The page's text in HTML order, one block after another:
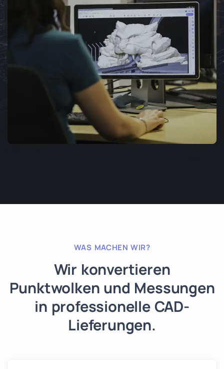
WAS MACHEN WIR?
Wir konvertieren
Punktwolken und Messungen
in professionelle CAD-
Lieferungen.